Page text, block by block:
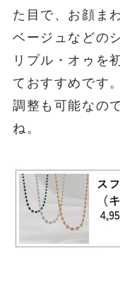
た目で、お顔ま
ベージュなどの
リプル・オゥを
ておすすめです
調整も可能なの
ね。